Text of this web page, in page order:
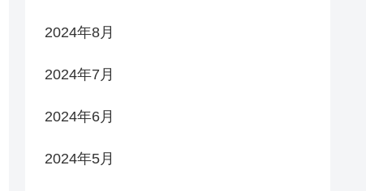
2024年8月
2024年7月
2024年6月
2024年5月